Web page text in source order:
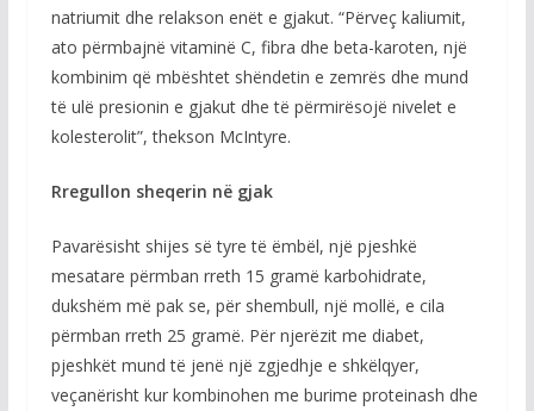
natriumit dhe relakson enët e gjakut. “Përveç kaliumit,
ato përmbajnë vitaminë C, fibra dhe beta-karoten, një
kombinim që mbështet shëndetin e zemrës dhe mund
të ulë presionin e gjakut dhe të përmirësojë nivelet e
kolesterolit”, thekson McIntyre.
Rregullon sheqerin në gjak
Pavarësisht shijes së tyre të ëmbël, një pjeshkë
mesatare përmban rreth 15 gramë karbohidrate,
dukshëm më pak se, për shembull, një mollë, e cila
përmban rreth 25 gramë. Për njerëzit me diabet,
pjeshkët mund të jenë një zgjedhje e shkëlqyer,
veçanërisht kur kombinohen me burime proteinash dhe